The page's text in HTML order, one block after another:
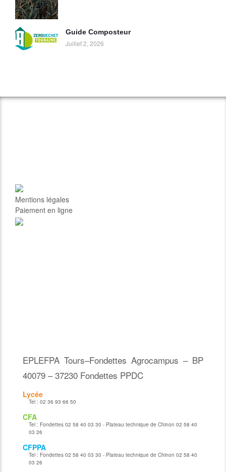
Guide Composteur
Juillet 2, 2026
Mentions légales
Paiement en ligne
EPLEFPA Tours–Fondettes Agrocampus – BP
40079 – 37230 Fondettes PPDC
Lycée
Tel : 02 36 93 66 50
CFA
Tel : Fondettes 02 58 40 03 30 - Plateau technique de Chinon 02 58 40
03 26
CFPPA
Tel : Fondettes 02 58 40 03 30 - Plateau technique de Chinon 02 58 40
03 26